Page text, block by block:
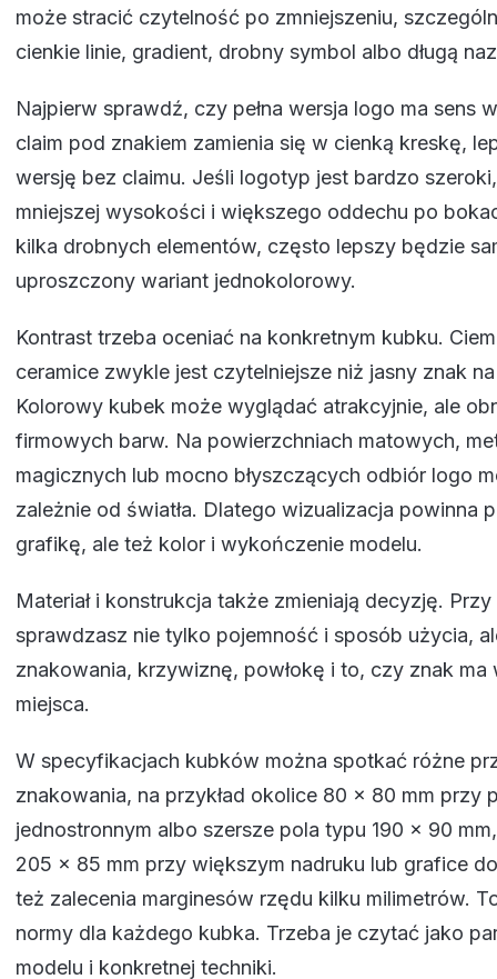
może stracić czytelność po zmniejszeniu,
cienkie linie, gradient, drobny symbol albo długą
Najpierw sprawdź, czy pełna wersja logo ma sens
claim pod znakiem zamienia się w cienką kreskę,
wersję bez claimu. Jeśli logotyp jest bardzo
mniejszej wysokości i większego oddechu po
kilka drobnych elementów, często lepszy będzie
uproszczony wariant jednokolorowy.
Kontrast trzeba oceniać na konkretnym kubku.
ceramice zwykle jest czytelniejsze niż jasny znak
Kolorowy kubek może wyglądać atrakcyjnie, ale
firmowych barw. Na powierzchniach matowych,
magicznych lub mocno błyszczących odbiór logo
zależnie od światła. Dlatego wizualizacja powinna
grafikę, ale też kolor i wykończenie modelu.
Materiał i konstrukcja także zmieniają decyzję.
sprawdzasz nie tylko pojemność i sposób użycia,
znakowania, krzywiznę, powłokę i to, czy znak
miejsca.
W specyfikacjach kubków można spotkać różne
znakowania, na przykład okolice 80 x 80 mm przy
jednostronnym albo szersze pola typu 190 x 90
205 x 85 mm przy większym nadruku lub grafice
też zalecenia marginesów rzędu kilku milimetrów.
normy dla każdego kubka. Trzeba je czytać jako
modelu i konkretnej techniki.